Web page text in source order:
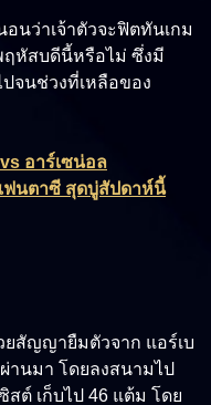
นว่าเจ้าตัวจะฟิตทันเกม
ฤหัสบดีนี้หรือไม่ ซึ่งมี
จนช่วงที่เหลือของ
อาร์เซน่อล
ฟนตาซี สุดบู่สัปดาห์นี้
ยสัญญายืมตัวจาก แอร์เบ
านมา โดยลงสนามไป
สต์ เก็บไป 46 แต้ม โดย